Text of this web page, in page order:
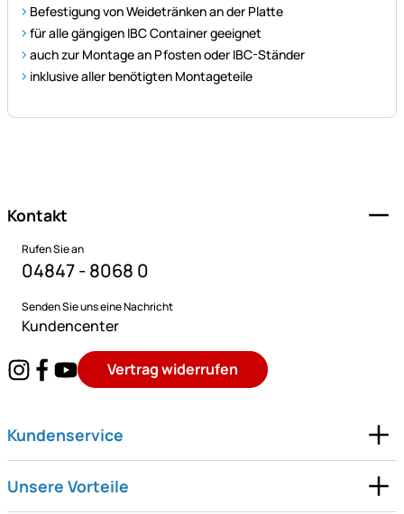
Befestigung von Weidetränken an der Platte
für alle gängigen IBC Container geeignet
auch zur Montage an Pfosten oder IBC-Ständer
inklusive aller benötigten Montageteile
Kontakt
Rufen Sie an
04847 - 8068 0
Senden Sie uns eine Nachricht
Kundencenter
Vertrag widerrufen
Kundenservice
Unsere Vorteile